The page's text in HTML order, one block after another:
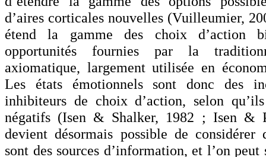
d’aires corticales nouvelles (Vuilleumier,
étend la gamme des choix d’action
opportunités fournies par la
axiomatique, largement utilisée en
Les états émotionnels sont donc des
inhibiteurs de choix d’action, selon
négatifs (Isen & Shalker, 1982 ; Isen &
devient désormais possible de considérer
sont des sources d’information, et l’on